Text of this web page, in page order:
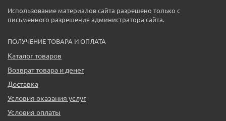
Использование материалов сайта разрешено только с
письменного разрешения администратора сайта.
ПОЛУЧЕНИЕ ТОВАРА И ОПЛАТА
Каталог товаров
Возврат товара и денег
Доставка
Условия оказания услуг
Условия оплаты